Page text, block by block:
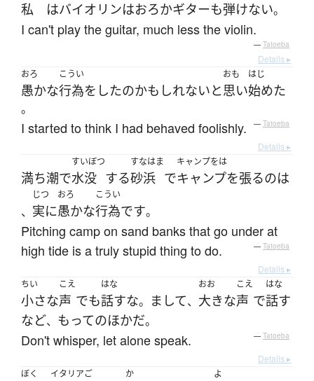
私 はバイオリンはおろかギターも弾けない。
I can't play the guitar, much less the violin.
— Tatoeba
Details ▸
おろ
愚かな
こうい
行為を したのかもしれないと
おも
思い
はじ
始めた
。
I started to think I had behaved foolishly. — Tatoeba
Details ▸
満ち潮で
すいぼつ
水没 する
すなはま
砂浜 で
キャンプをは
キャンプを張るのは
、
じつ
実に
おろ
愚かな
こうい
行為です。
Pitching camp on sand banks that go under at
high tide is a truly stupid thing to do.
— Tatoeba
Details ▸
ちい
小さな
こえ
声 でも
はな
話すな。 まして、
おお
大きな
こえ
声 で
はな
話す
など、 もってのほかだ。
Don't whisper, let alone speak. — Tatoeba
Details ▸
ぼく
イタリアご か よ